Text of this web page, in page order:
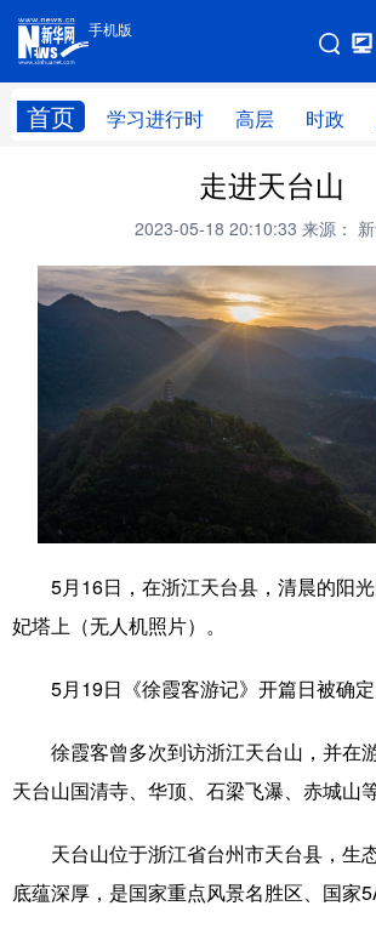
手机版
首页 学习进行时 高层 时政
手机版
网站地图
高层 时政
财经 网评
台湾 思客智库 全球连线
科创 量子
健康
视频 图片
法律 金融
食品 人居 信息化
学术中国 乡村振兴 银龄
城市 旅游
彩票 娱乐 时尚
公益 一带一路 亚太网
文化产业
地方频道
走进天台山
2023-05-18 20:10:33 来源：
5月16日，在浙江天台县，清晨的阳光
妃塔上（无人机照片）。
5月19日《徐霞客游记》开篇日被确定
徐霞客曾多次到访浙江天台山，并在
天台山国清寺、华顶、石梁飞瀑、赤城山
天台山位于浙江省台州市天台县，生
底蕴深厚，是国家重点风景名胜区、国家